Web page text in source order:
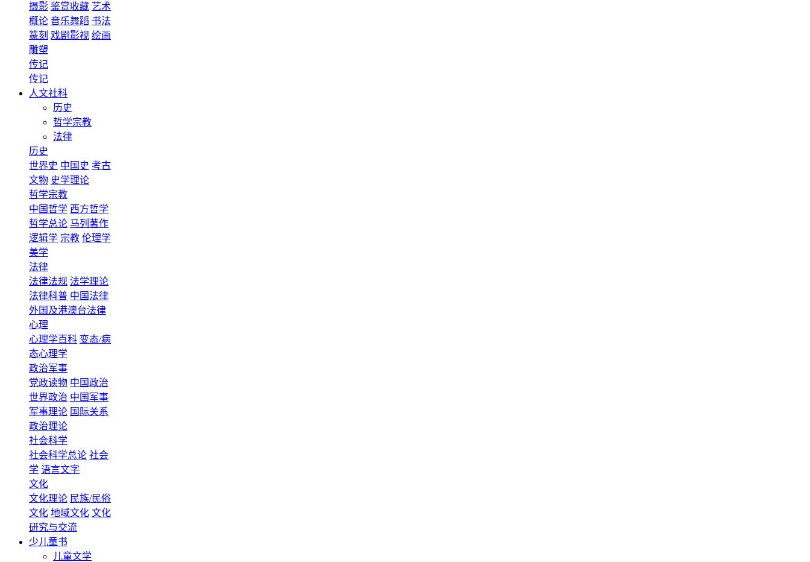
摄影 鉴赏收藏 艺术
概论 音乐舞蹈 书法
篆刻 戏剧影视 绘画
雕塑
传记
传记
人文社科
历史
哲学宗教
法律
历史
世界史 中国史 考古
文物 史学理论
哲学宗教
中国哲学 西方哲学
哲学总论 马列著作
逻辑学 宗教 伦理学
美学
法律
法律法规 法学理论
法律科普 中国法律
外国及港澳台法律
心理
心理学百科 变态/病
态心理学
政治军事
党政读物 中国政治
世界政治 中国军事
军事理论 国际关系
政治理论
社会科学
社会科学总论 社会
学 语言文字
文化
文化理论 民族/民俗
文化 地域文化 文化
研究与交流
少儿童书
儿童文学